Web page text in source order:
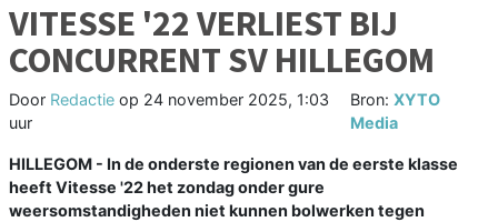
VITESSE '22 VERLIEST BIJ
CONCURRENT SV HILLEGOM
Door Redactie op 24 november 2025, 1:03
uur
Bron:XYTO
Media
HILLEGOM - In de onderste regionen van de eerste klasse
heeft Vitesse '22 het zondag onder gure
weersomstandigheden niet kunnen bolwerken tegen